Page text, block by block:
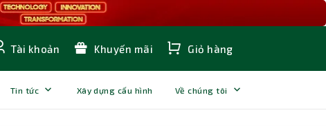
Tài khoản Khuyến mãi Giỏ hàng
Tin tức Xây dựng cấu hình Về chúng tôi